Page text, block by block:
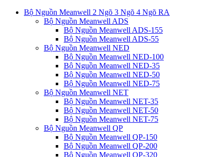
Bộ Nguồn Meanwell 2 Ngõ 3 Ngõ 4 Ngõ RA
Bộ Nguồn Meanwell ADS
Bộ Nguồn Meanwell ADS-155
Bộ Nguồn Meanwell ADS-55
Bộ Nguồn Meanwell NED
Bộ Nguồn Meanwell NED-100
Bộ Nguồn Meanwell NED-35
Bộ Nguồn Meanwell NED-50
Bộ Nguồn Meanwell NED-75
Bộ Nguồn Meanwell NET
Bộ Nguồn Meanwell NET-35
Bộ Nguồn Meanwell NET-50
Bộ Nguồn Meanwell NET-75
Bộ Nguồn Meanwell QP
Bộ Nguồn Meanwell QP-150
Bộ Nguồn Meanwell QP-200
Bộ Nguồn Meanwell QP-320